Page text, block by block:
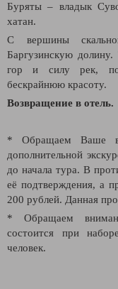
Буряты – владык
хатан.
С вершины
Баргузинскую
гор и силу рек,
бескрайнюю красоту.
Возвращение в отель.
* Обращаем Ваше
дополнительной
до начала тура. В
её подтверждения, а
200 рублей. Данная
* Обращаем
состоится при
человек.